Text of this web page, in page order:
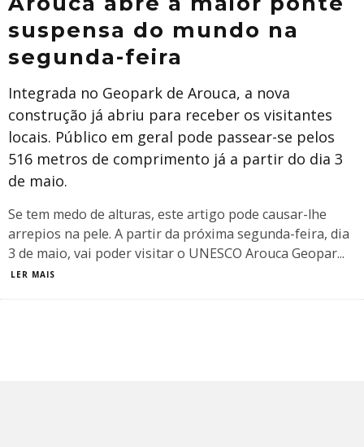
suspensa do mundo na
segunda-feira
Integrada no Geopark de Arouca, a nova
construção já abriu para receber os visitantes
locais. Público em geral pode passear-se pelos
516 metros de comprimento já a partir do dia 3
de maio.
Se tem medo de alturas, este artigo pode causar-lhe
arrepios na pele. A partir da próxima segunda-feira, dia
3 de maio, vai poder visitar o UNESCO Arouca Geopar...
LER MAIS